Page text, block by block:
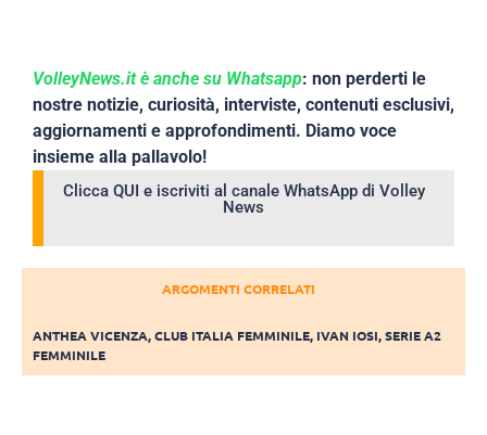
VolleyNews.it è anche su Whatsapp: non perderti le
nostre notizie, curiosità, interviste, contenuti esclusivi,
aggiornamenti e approfondimenti. Diamo voce
insieme alla pallavolo!
Clicca QUI e iscriviti al canale WhatsApp di Volley
News
ARGOMENTI CORRELATI
ANTHEA VICENZA,CLUB ITALIA FEMMINILE, IVAN IOSI,SERIE A2
FEMMINILE